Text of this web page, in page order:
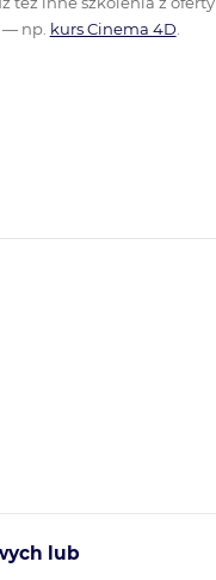
np. kurs Cinema 4D
lub